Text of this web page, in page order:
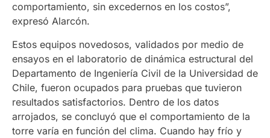
comportamiento, sin excedernos en los costos”,
expresó Alarcón.
Estos equipos novedosos, validados por medio de
ensayos en el laboratorio de dinámica estructural del
Departamento de Ingeniería Civil de la Universidad de
Chile, fueron ocupados para pruebas que tuvieron
resultados satisfactorios. Dentro de los datos
arrojados, se concluyó que el comportamiento de la
torre varía en función del clima. Cuando hay frío y